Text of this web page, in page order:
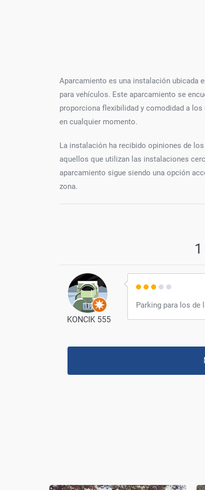
Aparcamiento es una instalación ubicada
para vehículos. Este aparcamiento se
proporciona flexibilidad y comodidad a los
en cualquier momento.
La instalación ha recibido opiniones de
aquellos que utilizan las instalaciones
aparcamiento sigue siendo una opción
zona.
KONCIK 555
Parking para los de